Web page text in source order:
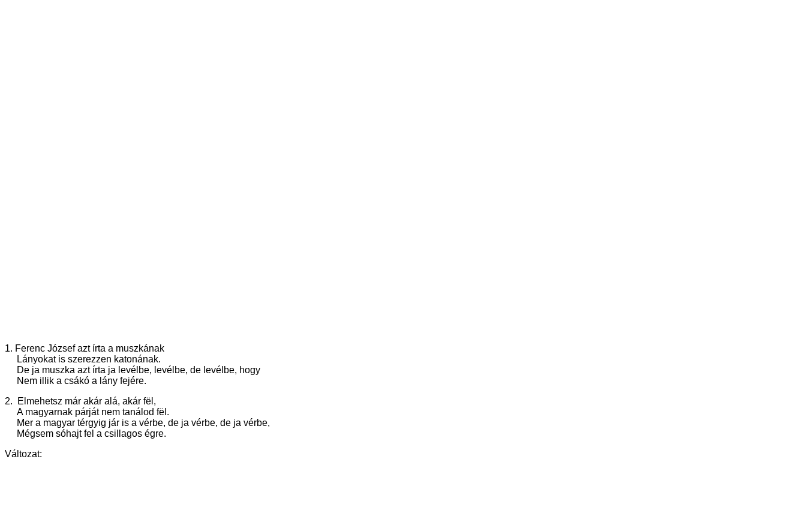
1. Ferenc József azt írta a muszkának
Lányokat is szerezzen katonának.
De ja muszka azt írta ja levélbe, levélbe, de levélbe, hogy
Nem illik a csákó a lány fejére.
2. Elmehetsz már akár alá, akár fël,
A magyarnak párját nem tanálod fël.
Mer a magyar térgyig jár is a vérbe, de ja vérbe, de ja vérbe,
Mégsem sóhajt fel a csillagos égre.
Változat: